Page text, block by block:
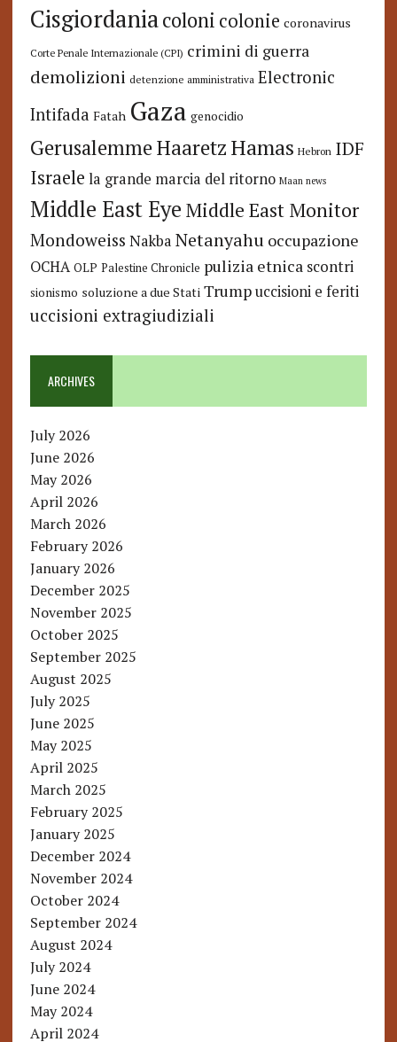
Cisgiordaniacoloni colonie coronavirus
Corte Penale Internazionale (CPI) crimini di guerra
demolizioni detenzione amministrativa Electronic
Intifada Fatah Gaza genocidio
GerusalemmeHaaretzHamas Hebron IDF
Israele la grande marcia del ritorno Maan news
Middle East Eye Middle East Monitor
Mondoweiss Nakba Netanyahu occupazione
OCHA OLP Palestine Chronicle pulizia etnica scontri
sionismo soluzione a due Stati Trump uccisioni e feriti
uccisioni extragiudiziali
ARCHIVES
July 2026
June 2026
May 2026
April 2026
March 2026
February 2026
January 2026
December 2025
November 2025
October 2025
September 2025
August 2025
July 2025
June 2025
May 2025
April 2025
March 2025
February 2025
January 2025
December 2024
November 2024
October 2024
September 2024
August 2024
July 2024
June 2024
May 2024
April 2024